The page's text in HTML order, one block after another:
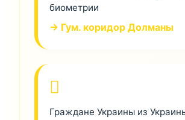
биометрии
→ Гум. коридор Долманы
Граждане Украины из